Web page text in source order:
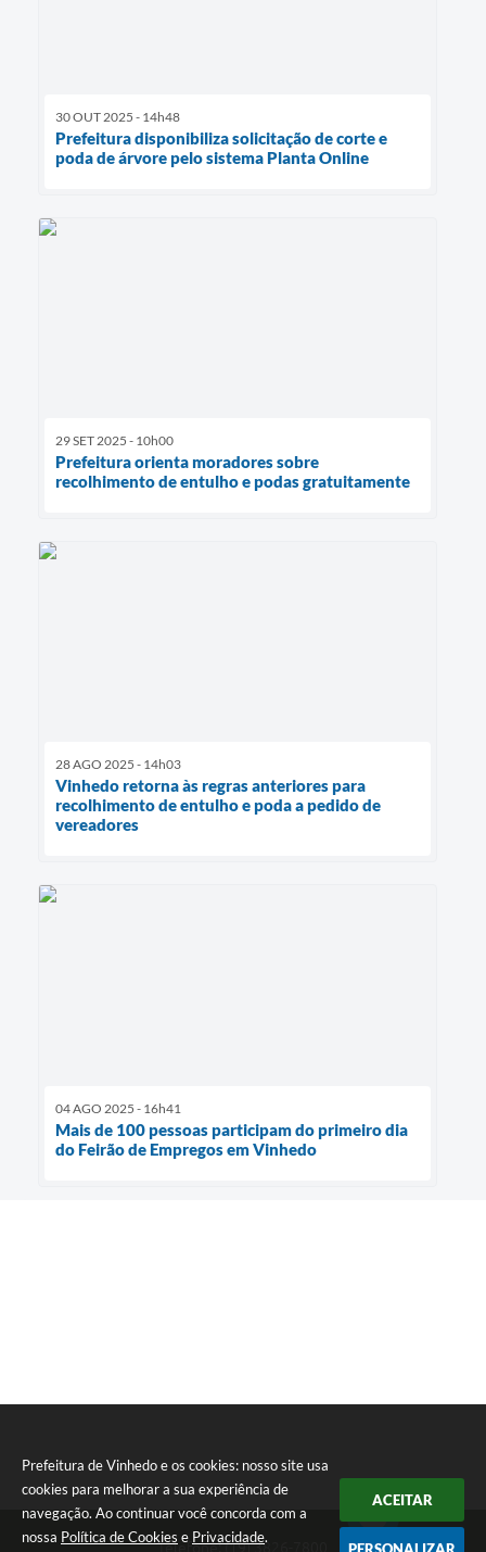
Prefeitura de Vinhedo e os cookies: nosso site usa
cookies para melhorar a sua experiência de
navegação. Ao continuar você concorda com a
nossa Política de Cookies e Privacidade.
ACEITAR
30 OUT 2025 - 14h48
Prefeitura disponibiliza solicitação de corte e
poda de árvore pelo sistema Planta Online
29 SET 2025 - 10h00
Prefeitura orienta moradores sobre
recolhimento de entulho e podas gratuitamente
28 AGO 2025 - 14h03
Vinhedo retorna às regras anteriores para
recolhimento de entulho e poda a pedido de
vereadores
04 AGO 2025 - 16h41
Mais de 100 pessoas participam do primeiro dia
do Feirão de Empregos em Vinhedo
Telefone: (19) 3826-7800